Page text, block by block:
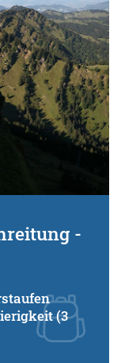
-
(3